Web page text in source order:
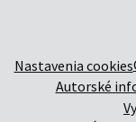
Nastavenia cookies
Autorské